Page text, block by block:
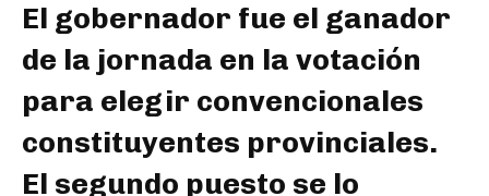
El gobernador fue el ganador
de la jornada en la votación
para elegir convencionales
constituyentes provinciales.
El segundo puesto se lo